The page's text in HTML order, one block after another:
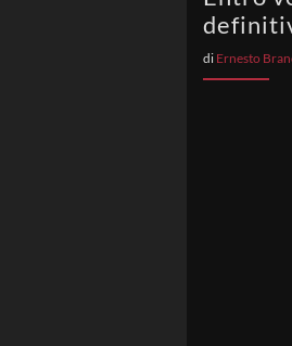
di Ernesto